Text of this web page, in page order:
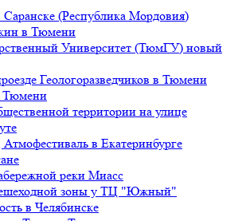
(Республика Мордовия)
в Тюмени
Университет (ТюмГУ) новый
Геологоразведчиков в Тюмени
Тюмени
территории на улице
в Екатеринбурге
реки Миасс
зоны у ТЦ "Южный"
в Челябинске